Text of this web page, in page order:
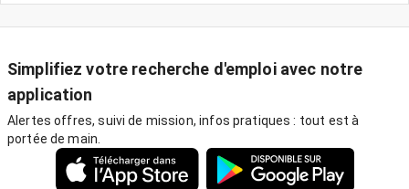
Simplifiez votre recherche d'emploi avec notre
application
Alertes offres, suivi de mission, infos pratiques : tout est à
portée de main.